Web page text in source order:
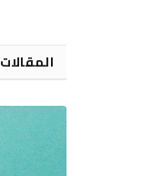
المقالات